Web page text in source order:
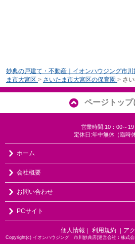
妙典の戸建て・不動産｜イオンハウジング市川
ま市大宮区 > さいたま市大宮区の保育園 > さ
ページトップ
営業時間:10：00～19
定休日:年中無休（臨時
ホーム
会社概要
お問い合わせ
PCサイト
個人情報 ｜ 利用規約 ｜ ア
Copyright(c) イオンハウジング 市川妙典店(運営会社：株式